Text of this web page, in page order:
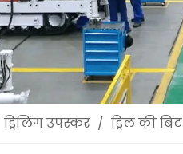
ड्रिलिंग उपस्कर / ड्रिल की बिट